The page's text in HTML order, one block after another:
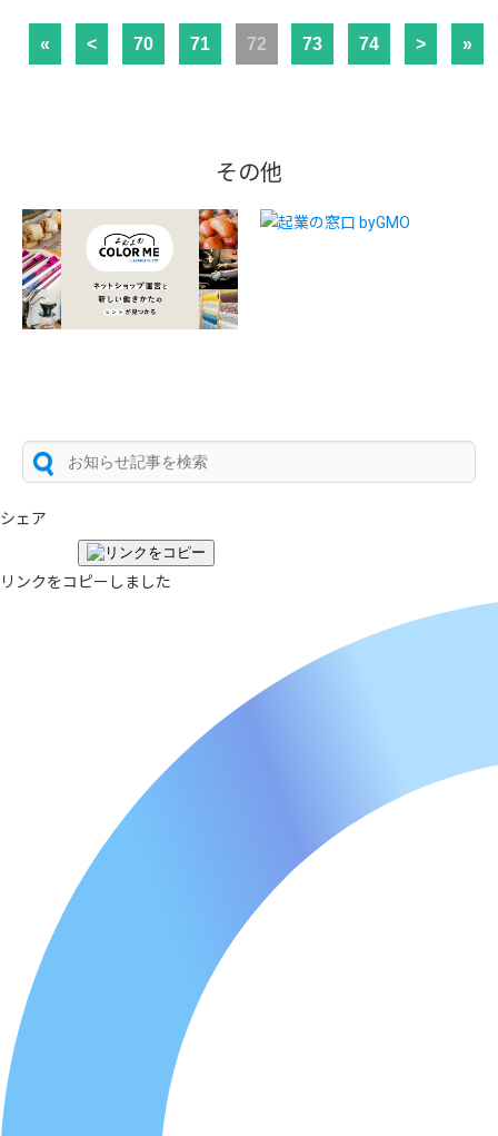
« < 70 71 72 73 74 > »
その他
シェア
リンクをコピーしました